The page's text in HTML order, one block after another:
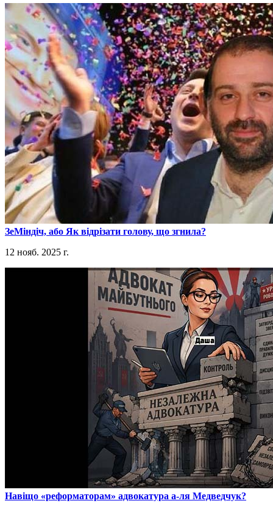
​ЗеМіндіч, або Як відрізати голову, що згнила?
12 нояб. 2025 г.
​Навіщо «реформаторам» адвокатура а-ля Медведчук?